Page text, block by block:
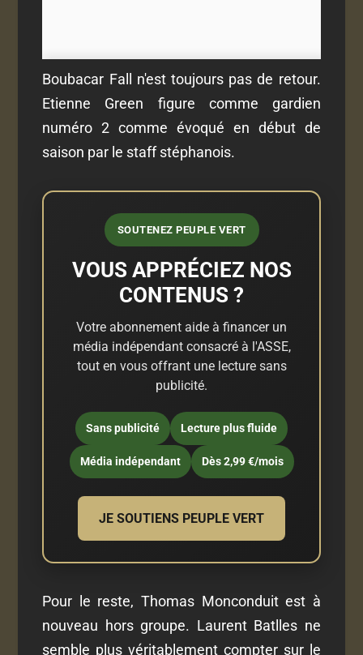
Boubacar Fall n'est toujours pas de retour.
Etienne Green figure comme gardien
numéro 2 comme évoqué en début de
saison par le staff stéphanois.
SOUTENEZ PEUPLE VERT
VOUS APPRÉCIEZ NOS
CONTENUS ?
Votre abonnement aide à financer un
média indépendant consacré à l'ASSE,
tout en vous offrant une lecture sans
publicité.
Sans publicité Lecture plus fluide
Média indépendant Dès 2,99 €/mois
JE SOUTIENS PEUPLE VERT
Pour le reste, Thomas Monconduit est à
nouveau hors groupe. Laurent Batlles ne
semble plus véritablement compter sur le